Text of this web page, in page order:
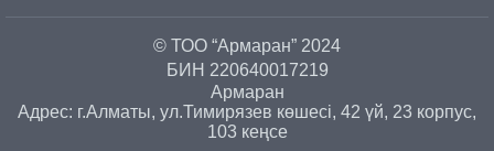
© ТОО “Армаран” 2024
БИН 220640017219
Армаран
Адрес: г.Алматы, ул.Тимирязев көшесі, 42 үй, 23 корпус,
103 кеңсе